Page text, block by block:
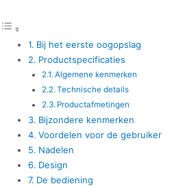
Bij het eerste oogopslag
Productspecificaties
Algemene kenmerken
Technische details
Productafmetingen
Bijzondere kenmerken
Voordelen voor de gebruiker
Nadelen
Design
De bediening